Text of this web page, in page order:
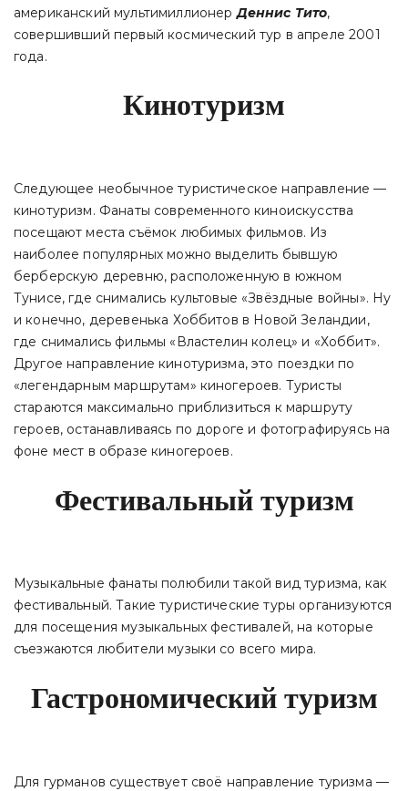
американский мультимиллионерДеннис Тито,
совершивший первый космический тур в апреле 2001
года.
Кинотуризм
Следующее необычное туристическое направление —
кинотуризм. Фанаты современного киноискусства
посещают места съёмок любимых фильмов. Из
наиболее популярных можно выделить бывшую
берберскую деревню, расположенную в южном
Тунисе, где снимались культовые «Звёздные войны». Ну
и конечно, деревенька Хоббитов в Новой Зеландии,
где снимались фильмы «Властелин колец» и «Хоббит».
Другое направление кинотуризма, это поездки по
«легендарным маршрутам» киногероев. Туристы
стараются максимально приблизиться к маршруту
героев, останавливаясь по дороге и фотографируясь на
фоне мест в образе киногероев.
Фестивальный туризм
Музыкальные фанаты полюбили такой вид туризма, как
фестивальный. Такие туристические туры организуются
для посещения музыкальных фестивалей, на которые
съезжаются любители музыки со всего мира.
Гастрономический туризм
Для гурманов существует своё направление туризма —